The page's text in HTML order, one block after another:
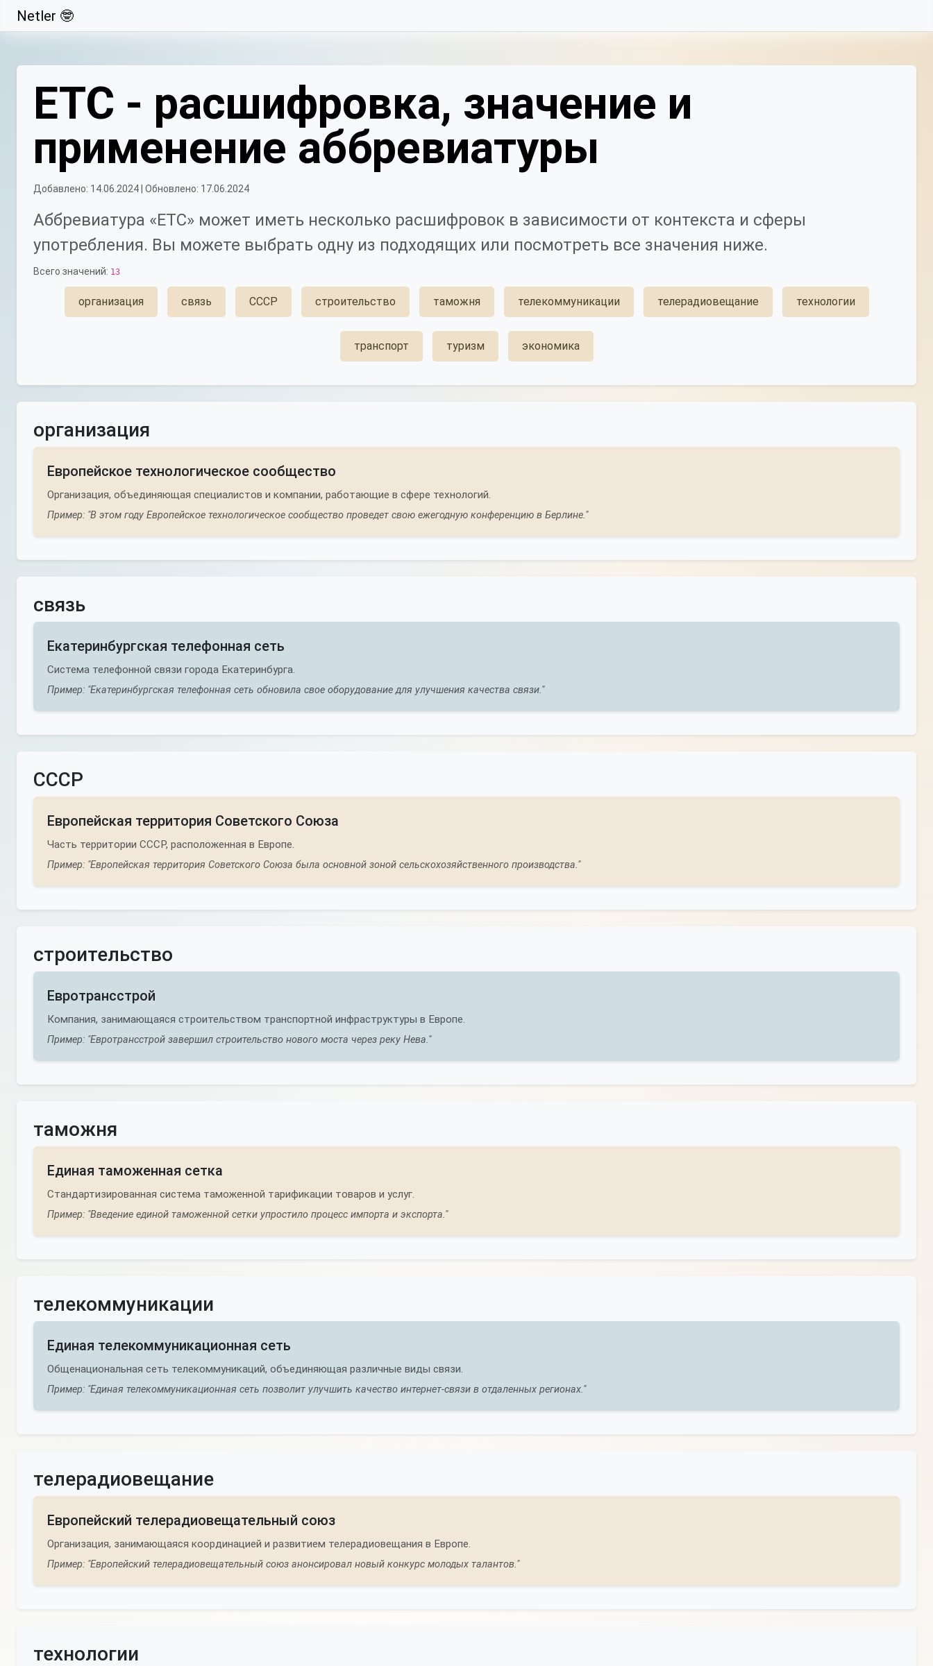
Свернуть
Netler 🤓
ЕТС - расшифровка, значение и
применение аббревиатуры
Добавлено: 14.06.2024 | Обновлено: 17.06.2024
Аббревиатура «ЕТС» может иметь несколько расшифровок в зависимости от контекста и сферы
употребления. Вы можете выбрать одну из подходящих или посмотреть все значения ниже.
Всего значений: 13
организация связь СССР строительство таможня телекоммуникации телерадиовещание технологии
транспорт туризм экономика
организация
Европейское технологическое сообщество
Организация, объединяющая специалистов и компании, работающие в сфере технологий.
Пример: "В этом году Европейское технологическое сообщество проведет свою ежегодную конференцию в Берлине."
связь
Екатеринбургская телефонная сеть
Система телефонной связи города Екатеринбурга.
Пример: "Екатеринбургская телефонная сеть обновила свое оборудование для улучшения качества связи."
СССР
Европейская территория Советского Союза
Часть территории СССР, расположенная в Европе.
Пример: "Европейская территория Советского Союза была основной зоной сельскохозяйственного производства."
строительство
Евротрансстрой
Компания, занимающаяся строительством транспортной инфраструктуры в Европе.
Пример: "Евротрансстрой завершил строительство нового моста через реку Нева."
таможня
Единая таможенная сетка
Стандартизированная система таможенной тарификации товаров и услуг.
Пример: "Введение единой таможенной сетки упростило процесс импорта и экспорта."
телекоммуникации
Единая телекоммуникационная сеть
Общенациональная сеть телекоммуникаций, объединяющая различные виды связи.
Пример: "Единая телекоммуникационная сеть позволит улучшить качество интернет-связи в отдаленных регионах."
телерадиовещание
Европейский телерадиовещательный союз
Организация, занимающаяся координацией и развитием телерадиовещания в Европе.
Пример: "Европейский телерадиовещательный союз анонсировал новый конкурс молодых талантов."
технологии